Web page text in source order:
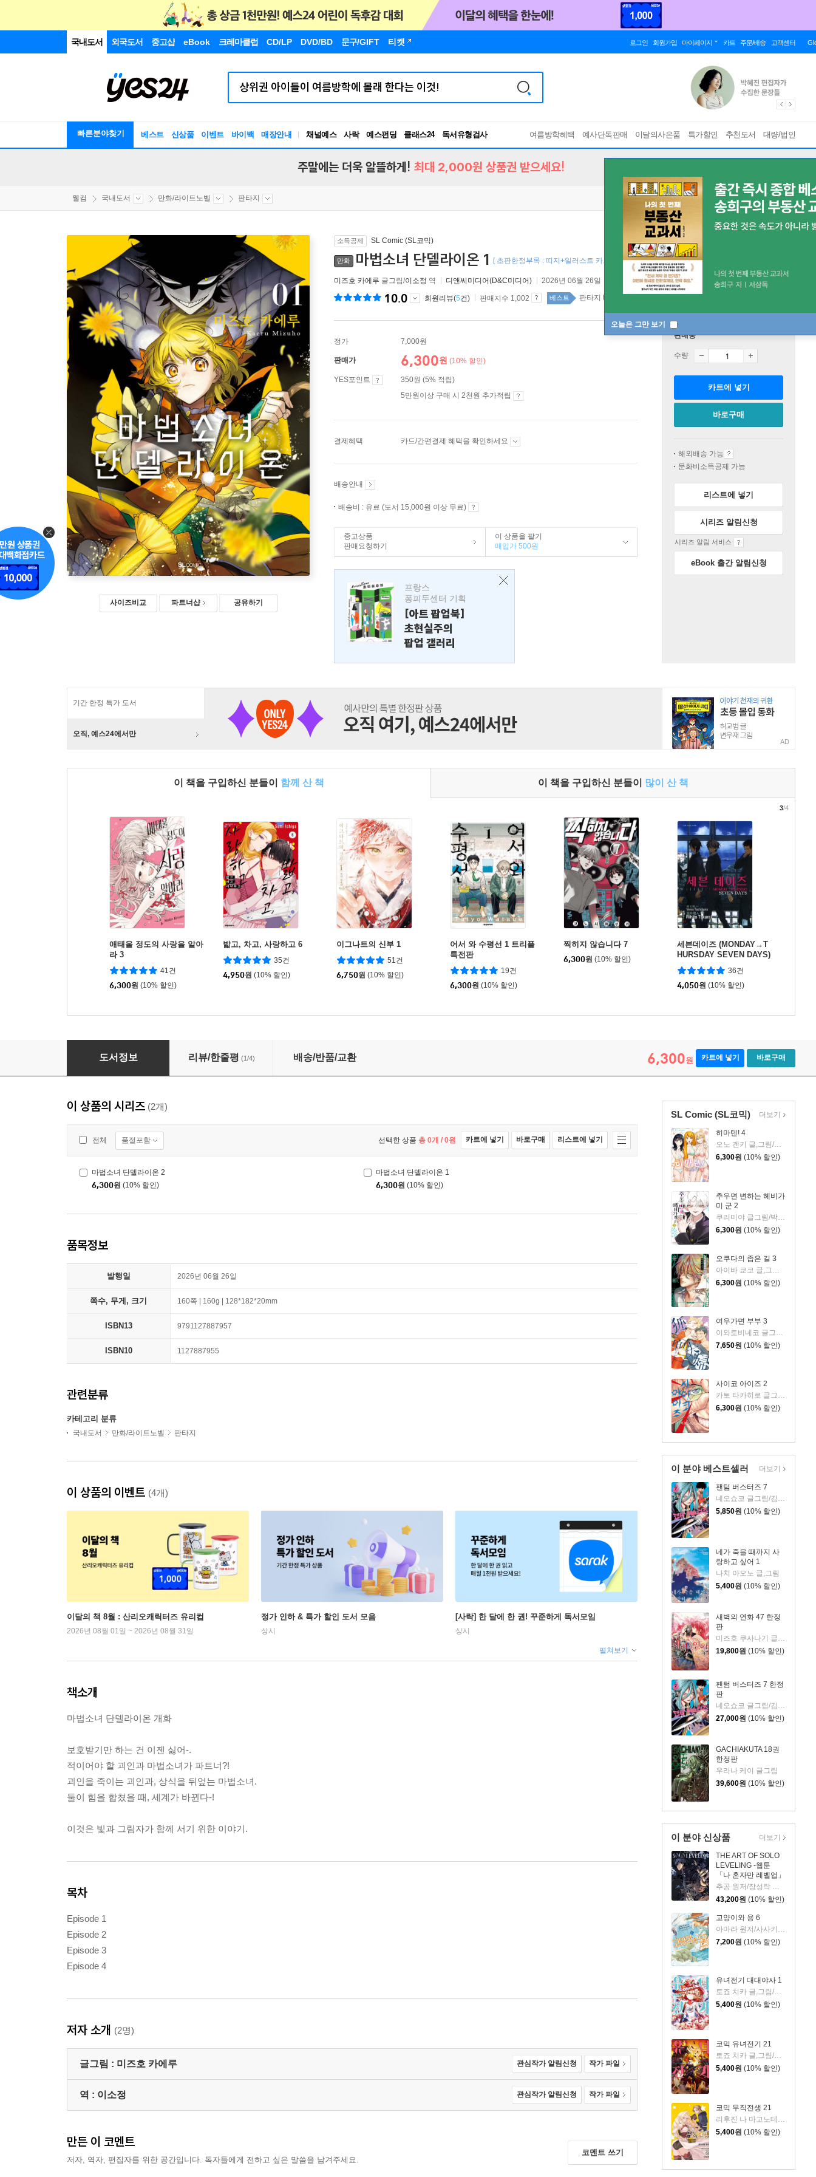
국내도서 외국도서 중고샵 eBook 크레마클럽 CD/LP DVD/BD 문구/GIFT 티켓 로그인 회원가입 마이페이지 카트 주문/배송 고객센터
빠른분야찾기 베스트 신상품 이벤트 바이백 매장안내 채널예스 사락 예스펀딩 클래스24
독서유형검사
RBTI Lab
여름방학혜택 예사단독판매 이달의사은품 특가할인 추천도서 대량/법인
오늘은 그만 보기
주말에는 더욱 알뜰하게! 최대 2,000원 상품권 받으세요!
웰컴 국내도서 만화/라이트노벨 판타지
사이즈비교 파트너샵 공유하기
소득공제 SL Comic (SL코믹)
만화 마법소녀 단델라이온 1 [ 초판한정부록 : 띠지+일러스트 카드 2종 (책과랩핑) ]
미즈호 카에루 글그림/이소정 역 디앤씨미디어(D&C미디어) 2026년 06월 26일
10.0 회원리뷰(5건) 판매지수 1,002 베스트 판타지 top100 1주
정가 7,000원
판매가 6,300원 (10% 할인)
YES포인트
350원 (5% 적립)
5만원이상 구매 시 2천원 추가적립
결제혜택 카드/간편결제 혜택을 확인하세요
배송안내
배송비 : 유료 (도서 15,000원 이상 무료)
중고상품
판매요청하기
이 상품을 팔기
매입가 500원
프랑스
퐁피두센터 기획
[아트 팝업북]
초현실주의
팝업 갤러리
판매중
수량
카트에 넣기
바로구매
해외배송 가능
문화비소득공제 가능
리스트에 넣기
시리즈 알림신청
시리즈 알림 서비스
eBook 출간 알림신청
기간 한정 특가 도서
오직, 예스24에서만
AD
이 책을 구입하신 분들이 함께 산 책 이 책을 구입하신 분들이 많이 산 책
애태울 정도의 사랑을 알아
라 3
41건
6,300원 (10% 할인)
밟고, 차고, 사랑하고 6
35건
4,950원 (10% 할인)
이그나트의 신부 1
51건
6,750원 (10% 할인)
어서 와 수평선 1 트리플
특전판
19건
6,300원 (10% 할인)
찍히지 않습니다 7
6,300원 (10% 할인)
세븐데이즈 (MONDAY→T
HURSDAY SEVEN DAYS)
1
36건
4,050원 (10% 할인)
3/4
마법소녀 단델라이온 1
도서정보 리뷰/한줄평 (1/4) 배송/반품/교환 6,300원 카트에 넣기 바로구매
SL Comic (SL코믹)
히마텐! 4
오노 겐키 글,그림/이승원 역
6,300원 (10% 할인)
추우면 변하는 헤비가
미 군 2
쿠리미야 글그림/박은빈 역
6,300원 (10% 할인)
오쿠다의 좁은 길 3
6,300원 (10% 할인)
여우가면 부부 3
이와토비네코 글그림/송재희 역
7,650원 (10% 할인)
사이코 아이즈 2
카토 타카히로 글그림/이소정 역
6,300원 (10% 할인)
더보기
이 분야 베스트셀러
팬텀 버스터즈 7
네오쇼코 글그림/김지혜 역
5,850원 (10% 할인)
네가 죽을 때까지 사
랑하고 싶어 1
나치 아오노 글,그림
5,400원 (10% 할인)
새벽의 연화 47 한정
판
미즈호 쿠사나기 글그림
19,800원 (10% 할인)
팬텀 버스터즈 7 한정
판
네오쇼코 글그림/김지혜 역
27,000원 (10% 할인)
GACHIAKUTA 18권
한정판
우라나 케이 글그림
39,600원 (10% 할인)
더보기
이 분야 신상품
THE ART OF SOLO
LEVELING -웹툰
「나 혼자만 레벨업」
공식 아트북-
43,200원 (10% 할인)
고양이와 용 6
7,200원 (10% 할인)
유녀전기 대대야사 1
토죠 치카 글,그림/카를로 젠 원저/JYH 역
5,400원 (10% 할인)
코믹 유녀전기 21
토죠 치카 글,그림/카를로 젠 원저/JYH 역
5,400원 (10% 할인)
코믹 무직전생 21
리후진 나 마고노테 원저/후지카와 유카 그림
5,400원 (10% 할인)
더보기
이 상품의 시리즈 (2개)
전체 품절포함 선택한 상품 총 0개 / 0원 카트에 넣기 바로구매 리스트에 넣기
마법소녀 단델라이온 2
6,300원 (10% 할인)
마법소녀 단델라이온 1
6,300원 (10% 할인)
품목정보
발행일 2026년 06월 26일
쪽수, 무게, 크기 160쪽 | 160g | 128*182*20mm
ISBN13 9791127887957
ISBN10 1127887955
관련분류
카테고리 분류
국내도서 만화/라이트노벨 판타지
이 상품의 이벤트 (4개)
이달의 책 8월 : 산리오캐릭터즈 유리컵
2026년 08월 01일 ~ 2026년 08월 31일
정가 인하 & 특가 할인 도서 모음
상시
[사락] 한 달에 한 권! 꾸준하게 독서모임
상시
펼쳐보기
책소개
마법소녀 단델라이온 개화
보호받기만 하는 건 이젠 싫어-.
적이어야 할 괴인과 마법소녀가 파트너?!
괴인을 죽이는 괴인과, 상식을 뒤엎는 마법소녀.
둘이 힘을 합쳤을 때, 세계가 바뀐다-!
이것은 빛과 그림자가 함께 서기 위한 이야기.
목차
Episode 1
Episode 2
Episode 3
Episode 4
저자 소개 (2명)
글그림 : 미즈호 카에루 관심작가 알림신청 작가 파일
역 : 이소정 관심작가 알림신청 작가 파일
만든 이 코멘트
저자, 역자, 편집자를 위한 공간입니다. 독자들에게 전하고 싶은 말씀을 남겨주세요.
코멘트 쓰기